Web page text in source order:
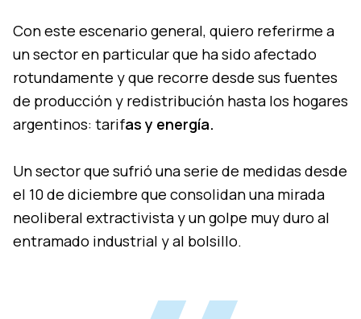
Con este escenario general, quiero referirme a
un sector en particular que ha sido afectado
rotundamente y que recorre desde sus fuentes
de producción y redistribución hasta los hogares
argentinos: tarifas y energía.
Un sector que sufrió una serie de medidas desde
el 10 de diciembre que consolidan una mirada
neoliberal extractivista y un golpe muy duro al
entramado industrial y al bolsillo.